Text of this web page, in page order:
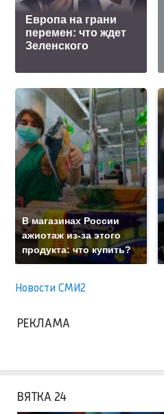
Европа на грани
перемен: что ждет
Зеленского
В магазинах России
ажиотаж из-за этого
продукта: что купить?
Новости СМИ2
РЕКЛАМА
ВЯТКА 24